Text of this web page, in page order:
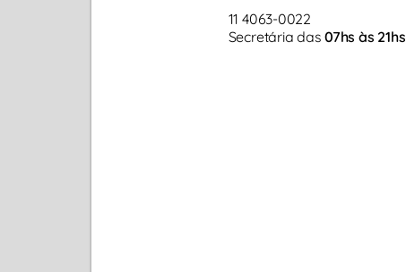
11 4063-0022
Secretária das07hs às 21hs